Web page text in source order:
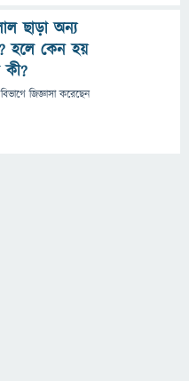
ছাড়া অন্য
হলে কেন হয়
জিজ্ঞাসাকরেছেন